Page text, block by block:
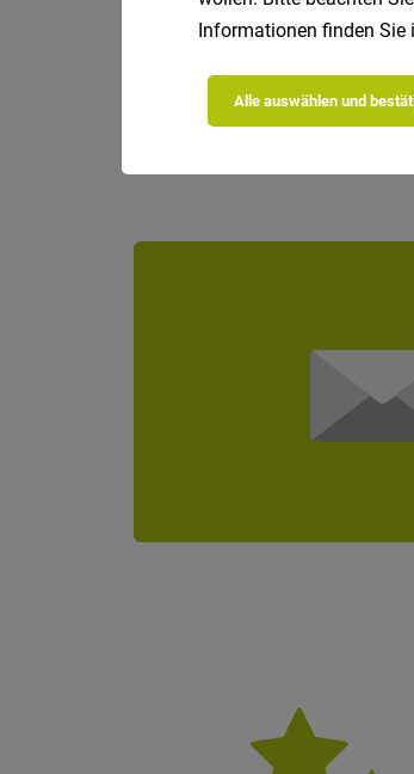
Informationen finden Sie
Alle auswählen und